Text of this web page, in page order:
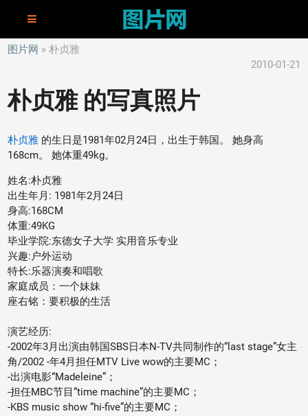
图片网
朴贞雅
2010-01-21
朴贞雅 的写真照片
朴贞雅 的生日是1981年02月24日，出生于韩国。 她身高
168cm。 她体重49kg。
姓名:朴贞雅
出生年月: 1981年2月24日
身高:168CM
体重:49KG
毕业学院:东德女子大学 实用音乐专业
兴趣:户外运动
特长:乐器演奏和唱歌
家庭成员：一个妹妹
座右铭：要积极的生活
演艺经历:
-2002年3月出演由韩国SBS日本N-TV共同制作的“last stage”女主
角/2002 -年4月担任MTV Live wow的主要MC；
-出演电影“Madeleine”；
-担任MBC节目“time machine”的主要MC；
-KBS music show “hi-five”的主要MC；